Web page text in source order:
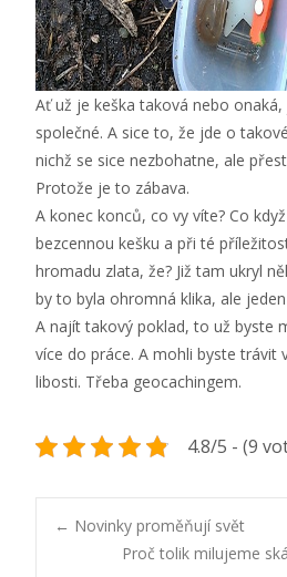
Ať už je keška taková nebo
společné. A sice to, že jde o
nichž se sice nezbohatne, ale
Protože je to zábava.
A konec konců, co vy víte? Co
bezcennou kešku a při té
hromadu zlata, že? Již tam ukryl
by to byla ohromná klika, ale
A najít takový poklad, to už byste
více do práce. A mohli byste trávit
libosti. Třeba geocachingem.
4.8/5 - (9
Post
← Novinky proměňují svět
Proč tolik milujeme